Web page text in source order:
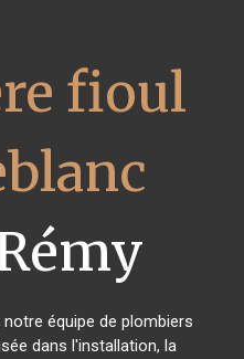
fioul
notre équipe de plombiers
dans l'installation, la